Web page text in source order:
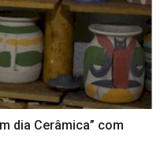
dia Cerâmica” com